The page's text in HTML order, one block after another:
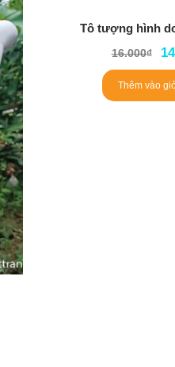
Tô tượng hình
16.000₫
Thêm vào